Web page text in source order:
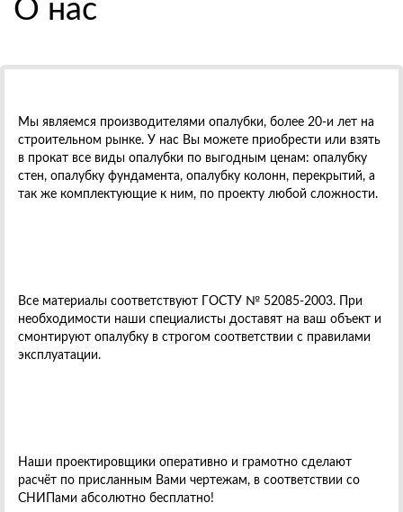
О нас
Мы являемся производителями опалубки, более 20-и лет на
строительном рынке. У нас Вы можете приобрести или взять
в прокат все виды опалубки по выгодным ценам: опалубку
стен, опалубку фундамента, опалубку колонн, перекрытий, а
так же комплектующие к ним, по проекту любой сложности.
Все материалы соответствуют ГОСТУ № 52085-2003. При
необходимости наши специалисты доставят на ваш объект и
смонтируют опалубку в строгом соответствии с правилами
эксплуатации.
Наши проектировщики оперативно и грамотно сделают
расчёт по присланным Вами чертежам, в соответствии со
СНИПами абсолютно бесплатно!